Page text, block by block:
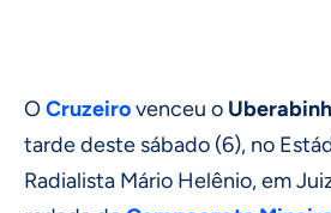
OCruzeirovenceu o
tarde deste sábado (6), no
Radialista Mário Helênio, em